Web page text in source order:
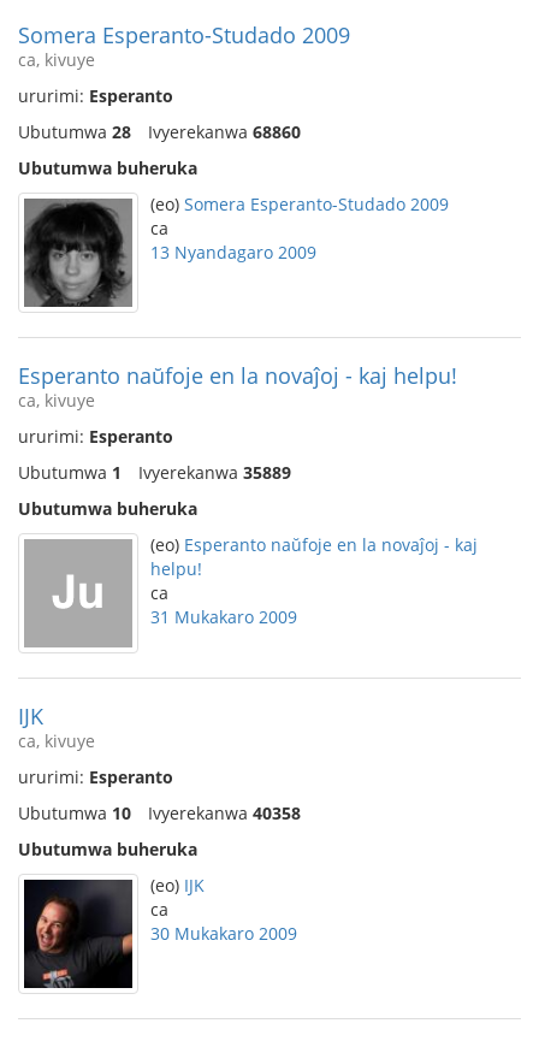
Somera Esperanto-Studado 2009
ca, kivuye
ururimi: Esperanto
Ubutumwa 28 Ivyerekanwa 68860
Ubutumwa buheruka
(eo) Somera Esperanto-Studado 2009
ca
13 Nyandagaro 2009
Esperanto naŭfoje en la novaĵoj - kaj helpu!
ca, kivuye
ururimi: Esperanto
Ubutumwa 1 Ivyerekanwa 35889
Ubutumwa buheruka
(eo) Esperanto naŭfoje en la novaĵoj - kaj
helpu!
ca
31 Mukakaro 2009
IJK
ca, kivuye
ururimi: Esperanto
Ubutumwa 10 Ivyerekanwa 40358
Ubutumwa buheruka
(eo) IJK
ca
30 Mukakaro 2009